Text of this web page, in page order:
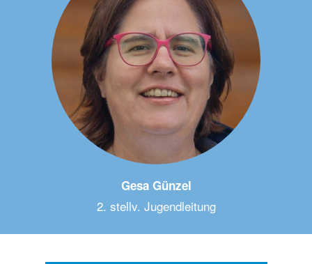
Gesa Günzel
2. stellv. Jugendleitung